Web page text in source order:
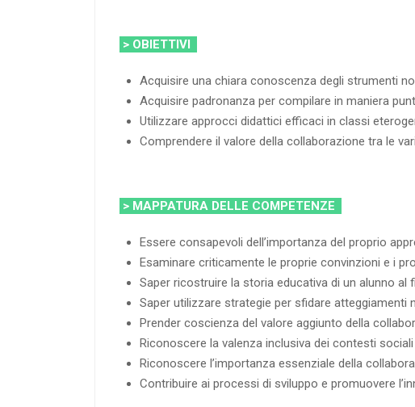
> OBIETTIVI
Acquisire una chiara conoscenza degli strumenti
Acquisire padronanza per compilare in maniera
Utilizzare approcci didattici efficaci in classi
Comprendere il valore della collaborazione tra le
> MAPPATURA DELLE COMPETENZE
Essere consapevoli dell’importanza del proprio
Esaminare criticamente le proprie convinzioni e i
Saper ricostruire la storia educativa di un alunno
Saper utilizzare strategie per sfidare atteggiamenti
Prender coscienza del valore aggiunto della
Riconoscere la valenza inclusiva dei contesti
Riconoscere l’importanza essenziale della
Contribuire ai processi di sviluppo e promuovere